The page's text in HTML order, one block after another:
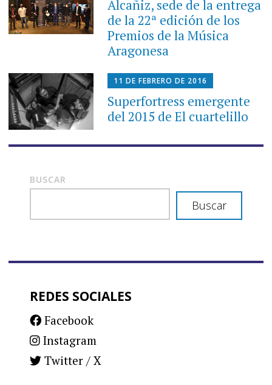
Alcañiz, sede de la entrega
de la 22ª edición de los
Premios de la Música
Aragonesa
11 DE FEBRERO DE 2016
Superfortress emergente
del 2015 de El cuartelillo
BUSCAR
Buscar
REDES SOCIALES
Facebook
Instagram
Twitter / X